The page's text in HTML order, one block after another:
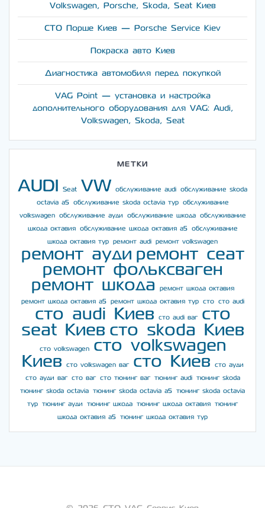
Volkswagen, Porsche, Skoda, Seat Киев
СТО Порше Киев — Porsche Service Kiev
Покраска авто Киев
Диагностика автомобиля перед покупкой
VAG Point — установка и настройка
дополнительного оборудования для VAG: Audi,
Volkswagen, Skoda, Seat
МЕТКИ
AUDI Seat VW обслуживание audi
обслуживание skoda
octavia a5
обслуживание skoda octavia тур
обслуживание
volkswagen
обслуживание ауди обслуживание шкода
обслуживание
шкода октавия
обслуживание шкода октавия а5
обслуживание
шкода октавия тур
ремонт audi ремонт volkswagen
ремонт ауди ремонт сеат
ремонт фольксваген
ремонт шкода
ремонт шкода октавия
ремонт шкода октавия а5
ремонт шкода октавия тур сто сто audi
сто audi Киев сто audi ваг
сто
seat Киев сто skoda Киев
сто volkswagen
сто volkswagen
Киев
сто volkswagen ваг сто Киев
сто ауди
сто ауди ваг
сто ваг сто тюнинг ваг тюнинг audi
тюнинг skoda
тюнинг skoda octavia
тюнинг skoda octavia a5
тюнинг skoda octavia
тур
тюнинг ауди тюнинг шкода тюнинг шкода октавия
тюнинг
шкода октавия а5
тюнинг шкода октавия тур